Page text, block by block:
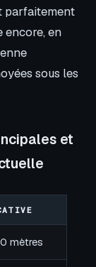
parfaitement
encore, en
sous les
et
mètres